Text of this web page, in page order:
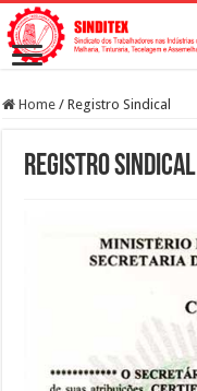
Home / Registro Sindical
Registro Sindical